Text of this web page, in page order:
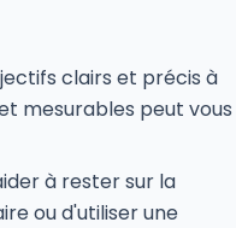
clairs et précis à
mesurables peut vous
à rester sur la
ou d'utiliser une